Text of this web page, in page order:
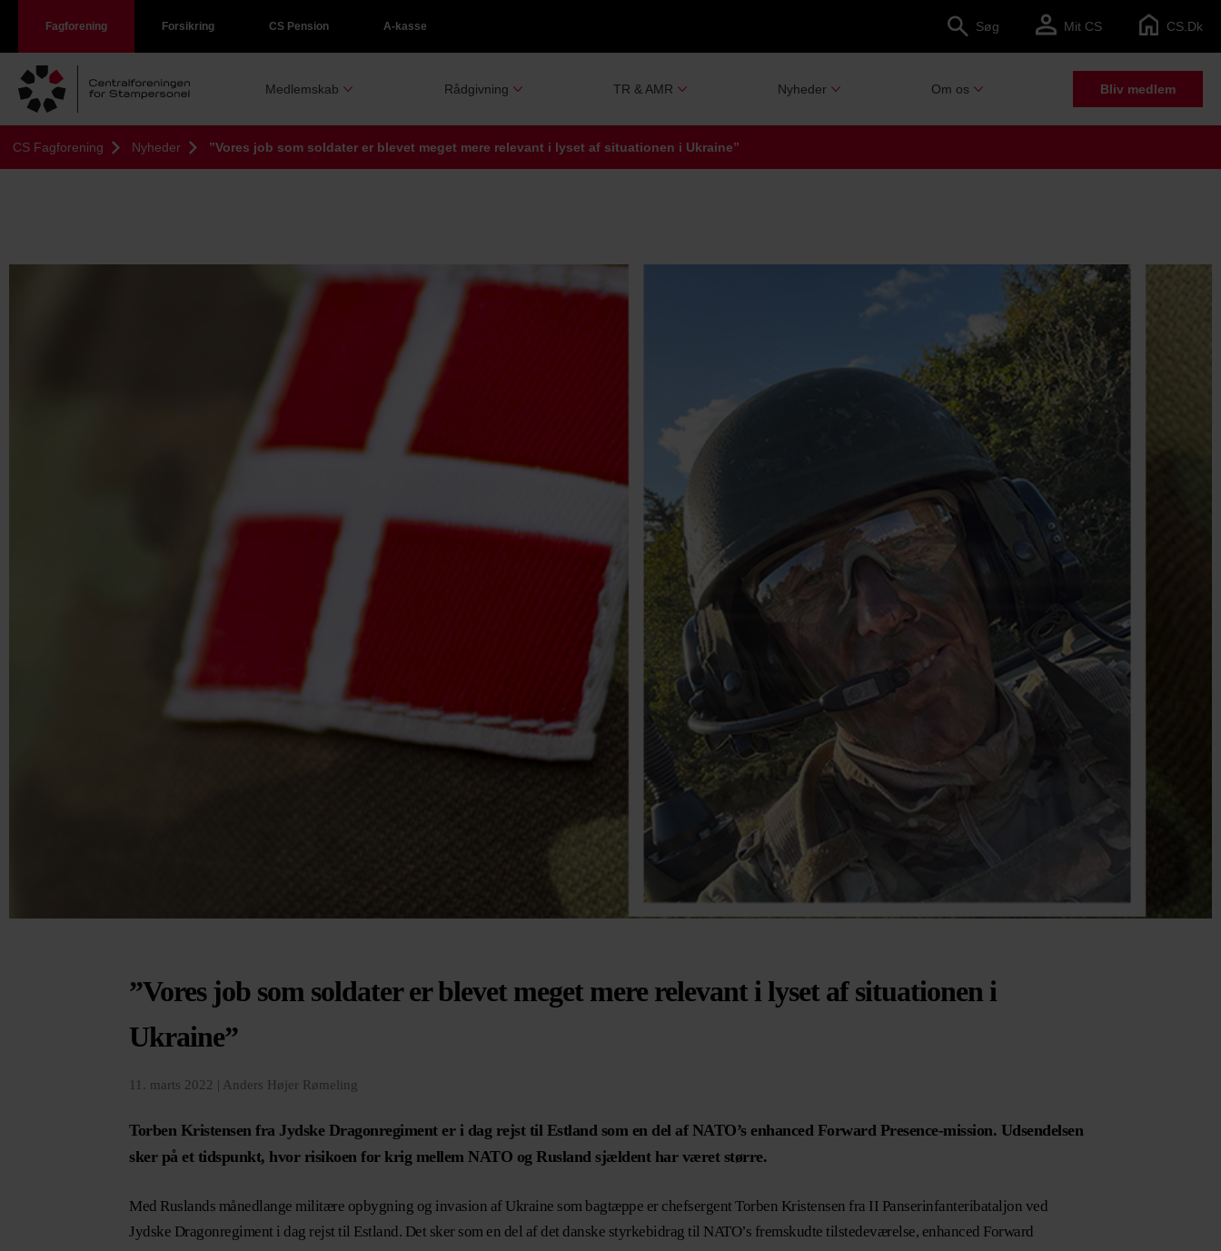
Fagforening Forsikring CS Pension A-kasse Søg Mit CS CS.dk
Medlemskab Rådgivning TR & AMR Nyheder Om os Bliv medlem
CS Fagforening Nyheder ”Vores job som soldater er blevet meget mere relevant i lyset af situationen i Ukraine”
”Vores job som soldater er blevet meget mere relevant i lyset af situationen i
Ukraine”
11. marts 2022 | Anders Højer Rømeling
Torben Kristensen fra Jydske Dragonregiment er i dag rejst til Estland som en del af NATO’s enhanced Forward Presence-mission. Udsendelsen
sker på et tidspunkt, hvor risikoen for krig mellem NATO og Rusland sjældent har været større.
Med Ruslands månedlange militære opbygning og invasion af Ukraine som bagtæppe er chefsergent Torben Kristensen fra II Panserinfanteribataljon ved
Jydske Dragonregiment i dag rejst til Estland. Det sker som en del af det danske styrkebidrag til NATO’s fremskudte tilstedeværelse, enhanced Forward